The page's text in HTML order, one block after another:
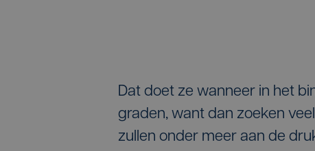
Dat doet ze wanneer in het
graden, want dan zoeken
zullen onder meer aan de